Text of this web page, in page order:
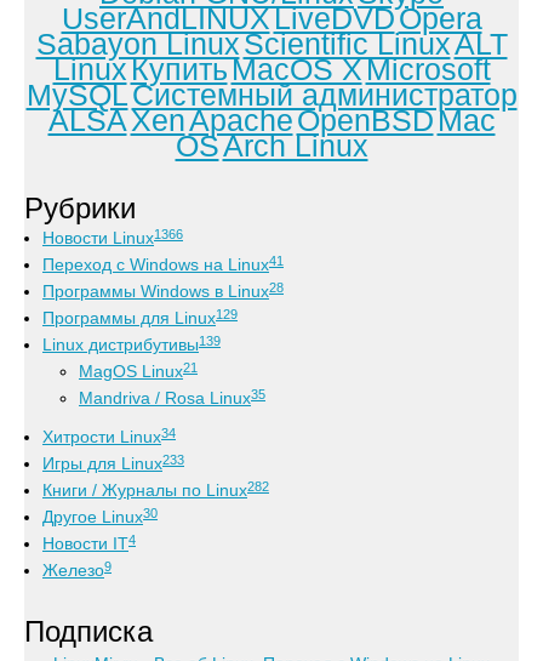
UserAndLINUXLiveDVDOpera
Sabayon LinuxScientific LinuxALT
LinuxКупитьMacOS XMicrosoft
MySQLСистемный администратор
ALSAXenApacheOpenBSDMac
OSArch Linux
Рубрики
Новости Linux1366
Переход с Windows на Linux41
Программы Windows в Linux28
Программы для Linux129
Linux дистрибутивы139
MagOS Linux21
Mandriva / Rosa Linux35
Хитрости Linux34
Игры для Linux233
Книги / Журналы по Linux282
Другое Linux30
Новости IT4
Железо9
Подписка